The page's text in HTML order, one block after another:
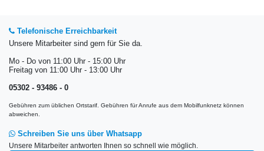
Telefonische Erreichbarkeit
Unsere Mitarbeiter sind gern für Sie da.
Mo - Do von 11:00 Uhr - 15:00 Uhr
Freitag von 11:00 Uhr - 13:00 Uhr
05302 - 93486 - 0
Gebühren zum üblichen Ortstarif. Gebühren für Anrufe aus dem Mobilfunknetz können
abweichen.
Schreiben Sie uns über Whatsapp
Unsere Mitarbeiter antworten Ihnen so schnell wie möglich.